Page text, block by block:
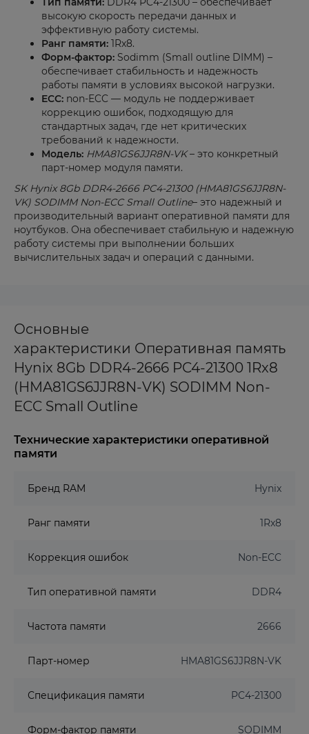
высокую скорость передачи данных и
эффективную работу системы.
Ранг памяти: 1Rx8.
Форм-фактор: Sodimm (Small outline DIMM) –
обеспечивает стабильность и надежность
работы памяти в условиях высокой нагрузки.
ECC: non-ECC — модуль не поддерживает
коррекцию ошибок, подходящую для
стандартных задач, где нет критических
требований к надежности.
Модель: HMA81GS6JJR8N-VK– это конкретный
парт-номер модуля памяти.
SK Hynix 8Gb DDR4-2666 PC4-21300 (HMA81GS6JJR8N-
VK) SODIMM Non-ECC Small Outline– это надежный и
производительный вариант оперативной памяти для
ноутбуков. Она обеспечивает стабильную и надежную
работу системы при выполнении больших
вычислительных задач и операций с данными.
Основные
характеристики Оперативная память
Hynix 8Gb DDR4-2666 PC4-21300 1Rx8
(HMA81GS6JJR8N-VK) SODIMM Non-
ECC Small Outline
Технические характеристики оперативной
памяти
Бренд RAM Hynix
Ранг памяти 1Rx8
Коррекция ошибок Non-ECC
Тип оперативной памяти DDR4
Частота памяти 2666
Парт-номер HMA81GS6JJR8N-VK
Спецификация памяти PC4-21300
Форм-фактор памяти SODIMM